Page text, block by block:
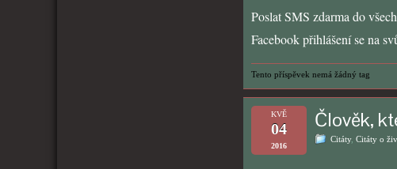
Poslat SMS zdarma do
Facebook přihlášení se na
Tento příspěvek nemá žádný tag
KVĚ
04
2016
Člověk,
Citáty, Citáty o